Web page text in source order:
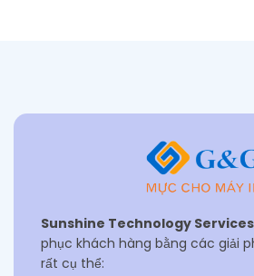
Sunshine Technology Services
phục khách hàng bằng các giải
rất cụ thể: